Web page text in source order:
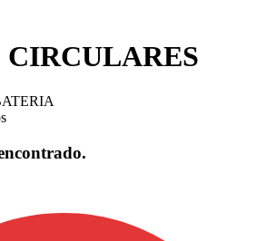
CIRCULARES